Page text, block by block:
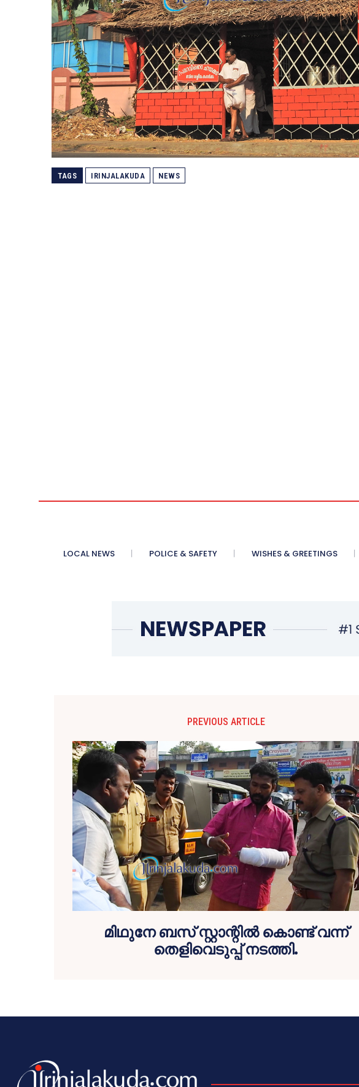
TAGS IRINJALAKUDA NEWS
LOCAL NEWS POLICE & SAFETY WISHES & GREETINGS
PREVIOUS ARTICLE
മിഥുനേ ബസ് സ്റ്റാന്റില്‍ കൊണ്ട് വന്ന്
തെളിവെടുപ്പ് നടത്തി.